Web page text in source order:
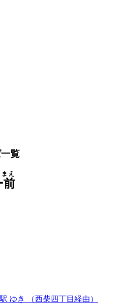
覧
前
え
ゆき （西柴四丁目経由）